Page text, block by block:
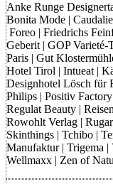
Anke Runge
Bonita Mode |
Foreo | Friedrichs
Geberit | GOP Varieté-
Paris | Gut
Hotel Tirol | Intueat |
Designhotel Lösch für
Philips | Positiv
Regulat Beauty |
Rowohlt Verlag |
Skinthings | Tchibo |
Manufaktur | Trigema
Wellmaxx | Zen of